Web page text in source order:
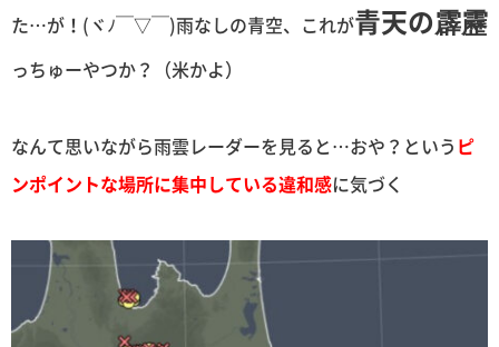
た…が！(ヾﾉ￣▽￣)雨なしの青空、これが青天の霹靂
っちゅーやつか？（米かよ）
なんて思いながら雨雲レーダーを見ると…おや？という ピ
ンポイントな場所に集中している違和感に気づく